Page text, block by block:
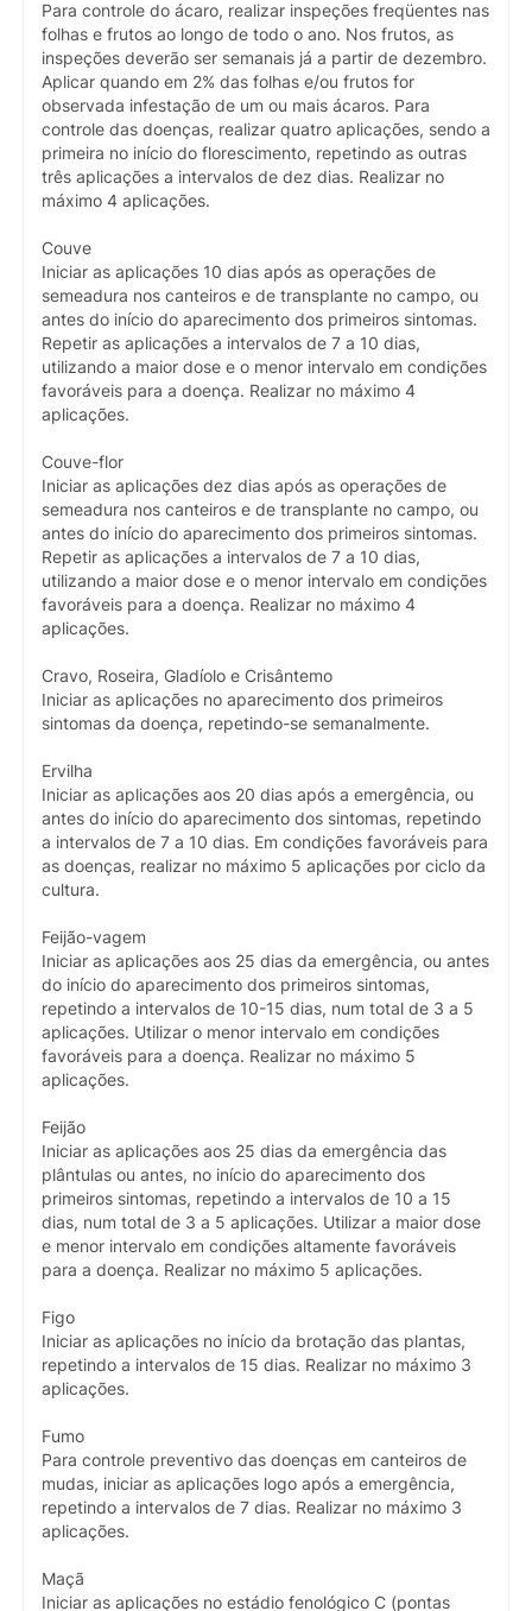
Para controle do ácaro, realizar inspeções freqüentes nas
folhas e frutos ao longo de todo o ano. Nos frutos, as
inspeções deverão ser semanais já a partir de dezembro.
Aplicar quando em 2% das folhas e/ou frutos for
observada infestação de um ou mais ácaros. Para
controle das doenças, realizar quatro aplicações, sendo a
primeira no início do florescimento, repetindo as outras
três aplicações a intervalos de dez dias. Realizar no
máximo 4 aplicações.
Couve
Iniciar as aplicações 10 dias após as operações de
semeadura nos canteiros e de transplante no campo, ou
antes do início do aparecimento dos primeiros sintomas.
Repetir as aplicações a intervalos de 7 a 10 dias,
utilizando a maior dose e o menor intervalo em condições
favoráveis para a doença. Realizar no máximo 4
aplicações.
Couve-flor
Iniciar as aplicações dez dias após as operações de
semeadura nos canteiros e de transplante no campo, ou
antes do início do aparecimento dos primeiros sintomas.
Repetir as aplicações a intervalos de 7 a 10 dias,
utilizando a maior dose e o menor intervalo em condições
favoráveis para a doença. Realizar no máximo 4
aplicações.
Cravo, Roseira, Gladíolo e Crisântemo
Iniciar as aplicações no aparecimento dos primeiros
sintomas da doença, repetindo-se semanalmente.
Ervilha
Iniciar as aplicações aos 20 dias após a emergência, ou
antes do início do aparecimento dos sintomas, repetindo
a intervalos de 7 a 10 dias. Em condições favoráveis para
as doenças, realizar no máximo 5 aplicações por ciclo da
cultura.
Feijão-vagem
Iniciar as aplicações aos 25 dias da emergência, ou antes
do início do aparecimento dos primeiros sintomas,
repetindo a intervalos de 10-15 dias, num total de 3 a 5
aplicações. Utilizar o menor intervalo em condições
favoráveis para a doença. Realizar no máximo 5
aplicações.
Feijão
Iniciar as aplicações aos 25 dias da emergência das
plântulas ou antes, no início do aparecimento dos
primeiros sintomas, repetindo a intervalos de 10 a 15
dias, num total de 3 a 5 aplicações. Utilizar a maior dose
e menor intervalo em condições altamente favoráveis
para a doença. Realizar no máximo 5 aplicações.
Figo
Iniciar as aplicações no início da brotação das plantas,
repetindo a intervalos de 15 dias. Realizar no máximo 3
aplicações.
Fumo
Para controle preventivo das doenças em canteiros de
mudas, iniciar as aplicações logo após a emergência,
repetindo a intervalos de 7 dias. Realizar no máximo 3
aplicações.
Maçã
Iniciar as aplicações no estádio fenológico C (pontas